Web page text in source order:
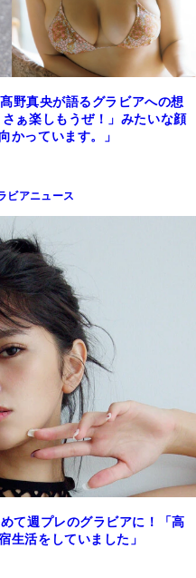
野真央が語るグラビアへの想
ぁ楽しもうぜ！」みたいな顔
かっています。」
ビアニュース
て週プレのグラビアに！「高
生活をしていました」